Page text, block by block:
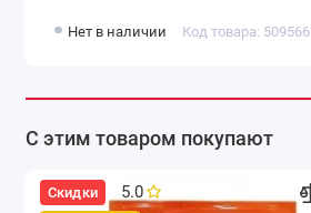
Нет в наличии Код товара: 509566
С этим товаром покупают
Скидки
5.0